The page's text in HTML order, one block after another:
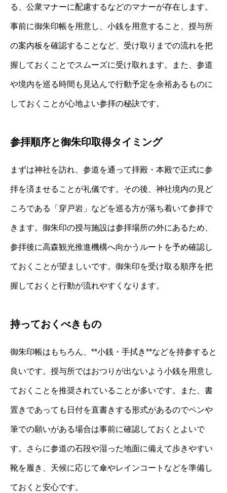
る、公衆マナーに配慮するなどのマナーが存在します。
事前に御朱印帳を用意し、小銭を用意すること、授与所
の案内板を確認することなど、受け取りまでの流れを把
握しておくことでスムーズに受け取れます。また、参道
や境内を巡る時間も見込んで行動予定を余裕あるものに
しておくことが心地よい参拝の秘訣です。
参拝順序と御朱印取得タイミング
まずは神社を訪れ、参道を通って拝殿・本殿で正式に参
拝を済ませることが礼儀です。その後、神社境内の見ど
ころである「穿戸岩」などを巡る方が落ち着いて参拝で
きます。御朱印の授与施設は参拝場所の外にあるため、
参拝後に高森観光推進機構へ向かうルートを予め確認し
ておくことが望ましいです。御朱印を受け取る順序を把
握しておくと行動が流れやすくなります。
持っておくべきもの
御朱印帳はもちろん、**小銭・手拭き**などを持参すると
良いです。授与所ではおつりが出ないよう小銭を用意し
ておくことを推奨されていることが多いです。また、書
置きであっても日付を直書きする形式があるのでペンや
筆での願いがある場合は事前に確認しておくとよいで
す。さらに参道の石段や湿った地面に備えて歩きやすい
靴を履き、天候に応じて傘やレインコートなどを準備し
ておくと安心です。